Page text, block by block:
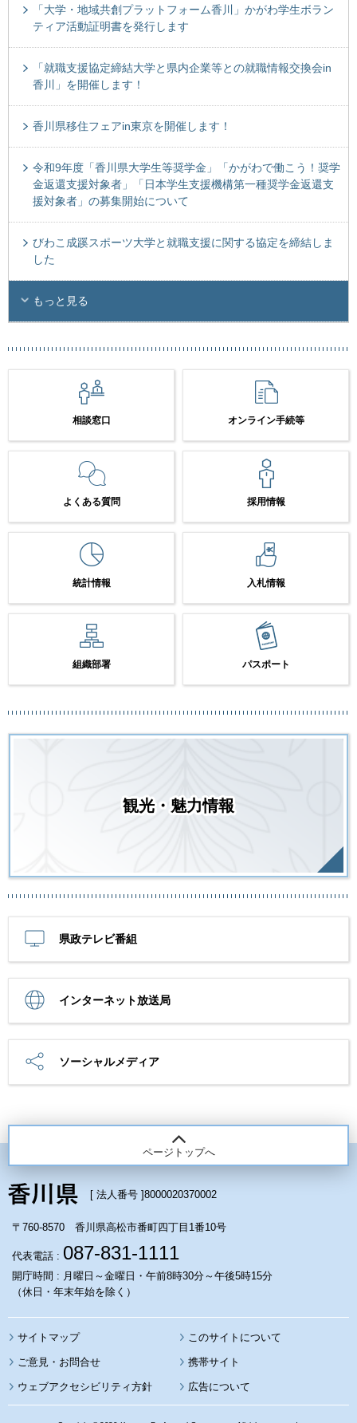
「大学・地域共創プラットフォーム香川」かがわ学生ボラン
ティア活動証明書を発行します
「就職支援協定締結大学と県内企業等との就職情報交換会in
香川」を開催します！
香川県移住フェアin東京を開催します！
令和9年度「香川県大学生等奨学金」「かがわで働こう！奨学
金返還支援対象者」「日本学生支援機構第一種奨学金返還支
援対象者」の募集開始について
びわこ成蹊スポーツ大学と就職支援に関する協定を締結しま
した
もっと見る
相談窓口 オンライン手続等
よくある質問 採用情報
統計情報 入札情報
組織部署 パスポート
観光・魅力情報
県政テレビ番組
インターネット放送局
ソーシャルメディア
ページトップへ
[ 法人番号 ]8000020370002
〒760-8570 香川県高松市番町四丁目1番10号
代表電話 : 087-831-1111
開庁時間 : 月曜日～金曜日・午前8時30分～午後5時15分
（休日・年末年始を除く）
サイトマップ このサイトについて
携帯サイト
ウェブアクセシビリティ方針 広告について